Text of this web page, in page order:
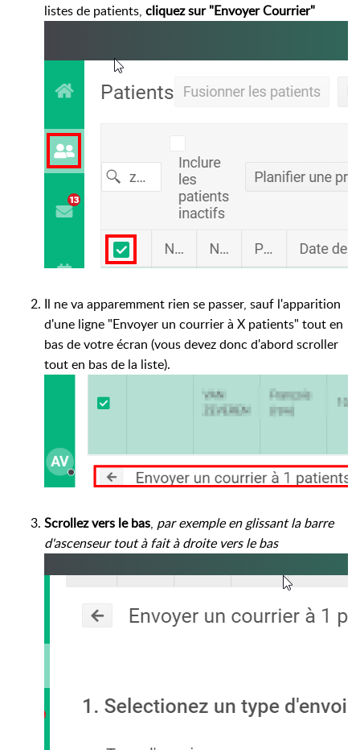
listes de patients, cliquez sur "Envoyer Courrier"
Il ne va apparemment rien se passer, sauf l'apparition
d'une ligne "Envoyer un courrier à X patients" tout en
bas de votre écran (vous devez donc d'abord scroller
tout en bas de la liste).
Scrollez vers le bas, par exemple en glissant la barre
d'ascenseur tout à fait à droite vers le bas